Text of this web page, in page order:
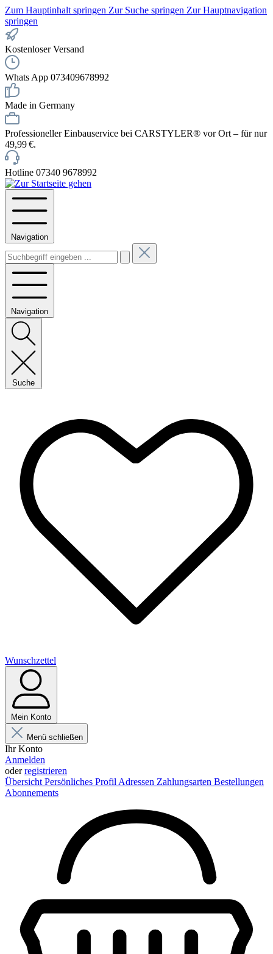
Zum Hauptinhalt springen Zur Suche springen Zur Hauptnavigation
springen
Kostenloser Versand
Whats App 073409678992
Made in Germany
Professioneller Einbauservice bei CARSTYLER® vor Ort – für nur
49,99 €.
Hotline 07340 9678992
Navigation
Navigation
Suche
Wunschzettel
Mein Konto
Menü schließen
Ihr Konto
Anmelden
oderregistrieren
Übersicht Persönliches Profil Adressen Zahlungsarten Bestellungen
Abonnements